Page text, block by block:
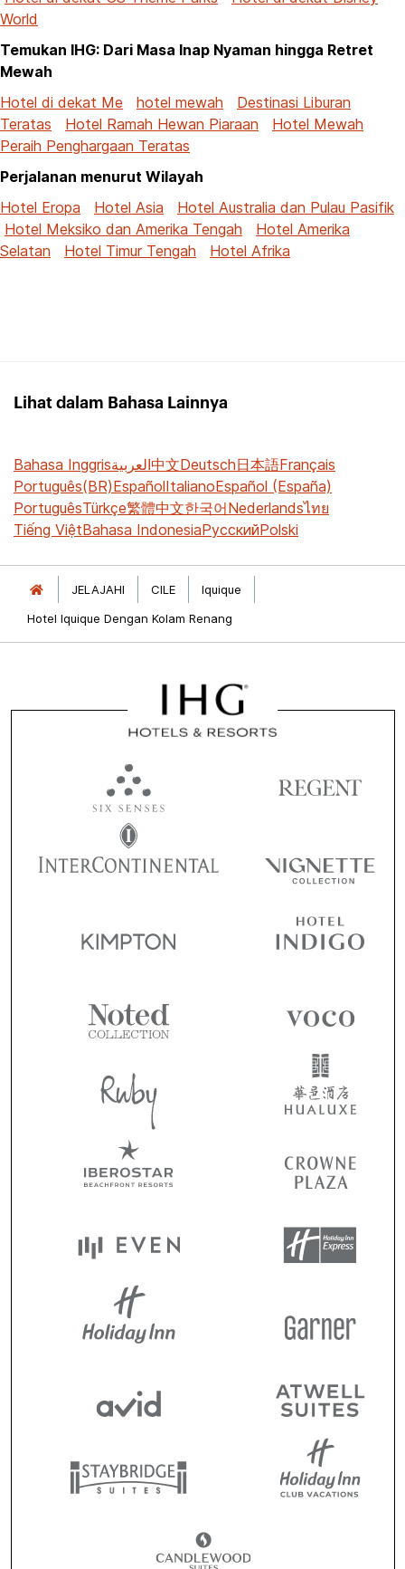
World
Temukan IHG: Dari Masa Inap Nyaman hingga Retret
Mewah
Hotel di dekat Me
hotel mewah
Destinasi Liburan
Teratas
Hotel Ramah Hewan Piaraan
Hotel Mewah
Peraih Penghargaan Teratas
Perjalanan menurut Wilayah
Hotel Eropa
Hotel Asia
Hotel Australia dan Pulau Pasifik
Hotel Meksiko dan Amerika Tengah
Hotel Amerika
Selatan
Hotel Timur Tengah Hotel Afrika
Lihat dalam Bahasa Lainnya
Bahasa Inggrisالعربية中文Deutsch日本語Français
Português(BR)EspañolItalianoEspañol (España)
PortuguêsTürkçe繁體中文한국어Nederlandsไทย
Tiếng ViệtBahasa IndonesiaРусскийPolski
JELAJAHI CILE
Iquique
Hotel Iquique Dengan Kolam Renang